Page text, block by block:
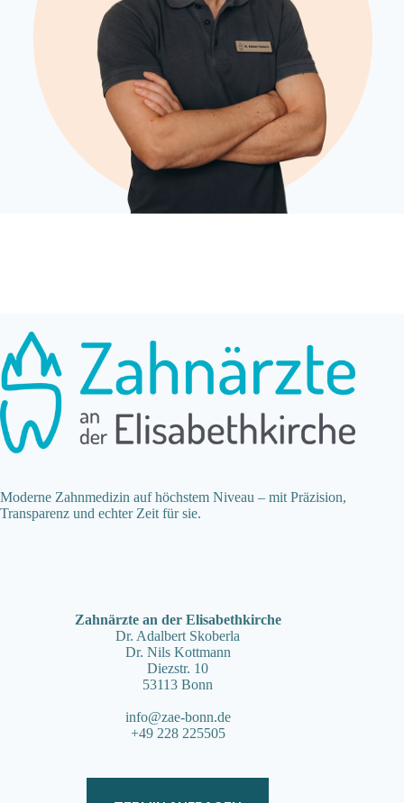
Moderne Zahnmedizin auf höchstem Niveau – mit Präzision,
Transparenz und echter Zeit für sie.
Zahnärzte an der Elisabethkirche
Dr. Adalbert Skoberla
Dr. Nils Kottmann
Diezstr. 10
53113 Bonn
info@zae-bonn.de
+49 228 225505